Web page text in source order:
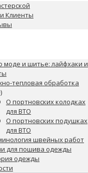
Клиенты
моде и шитье: лайфхаки и
тепловая обработка
О портновских колодках
для ВТО
О портновских подушках
для ВТО
швейных работ
для пошива одежды
одежды